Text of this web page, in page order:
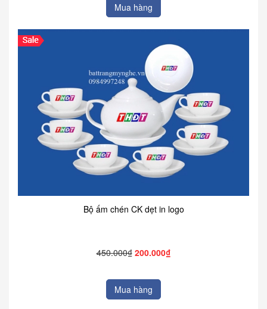
Mua hàng
Bộ ấm chén CK dẹt in logo
450.000₫ 200.000₫
Mua hàng